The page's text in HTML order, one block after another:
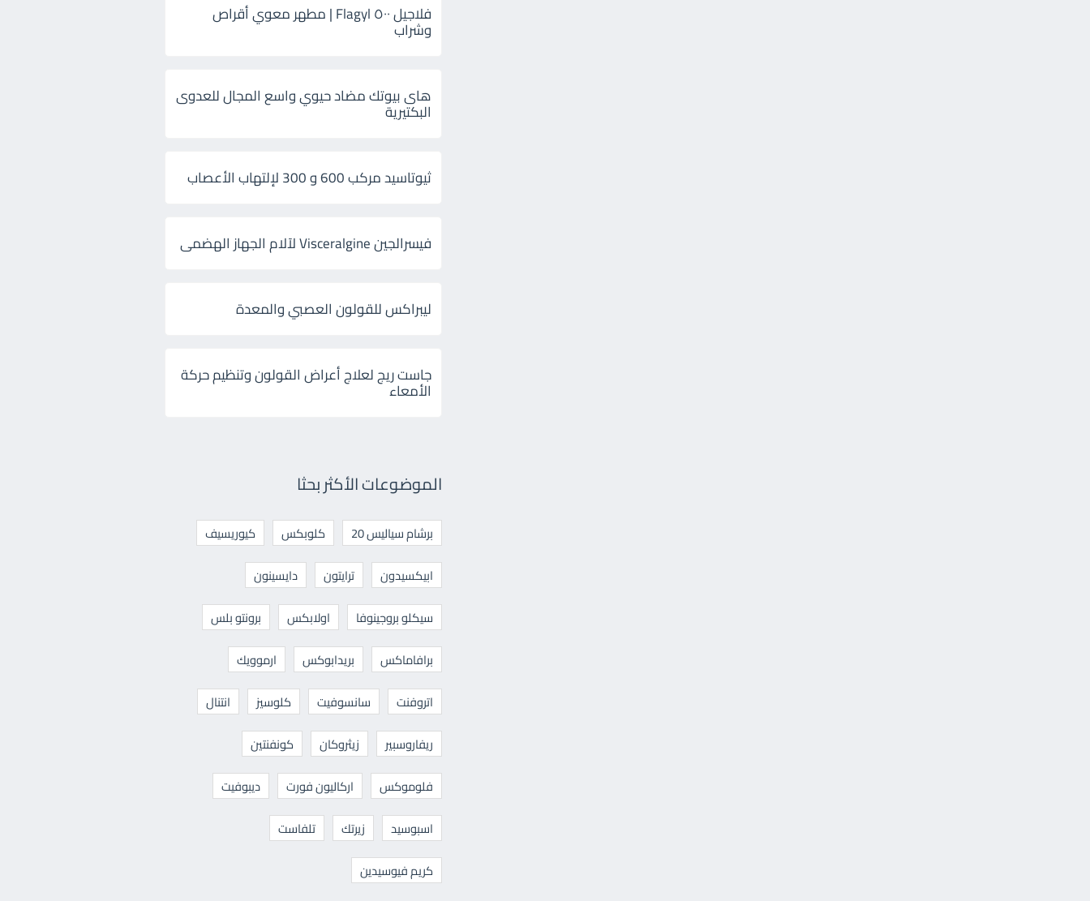
فلاجيل ٥٠٠ Flagyl | مطهر معوي أقراص
وشراب
هاى بيوتك مضاد حيوي واسع المجال للعدوى
البكتيرية
ثيوتاسيد مركب 600 و 300 لإلتهاب الأعصاب
فيسرالجين Visceralgine لآلام الجهاز الهضمى
ليبراكس للقولون العصبي والمعدة
جاست ريج لعلاج أعراض القولون وتنظيم حركة
الأمعاء
الموضوعات الأكثر بحثا
برشام سياليس 20 كلوبكس
كيوريسيف
ابيكسيدون
ترايتون
دايسينون
سيكلو بروجينوفا
اولابكس
برونتو بلس
برافاماكس
بريدابوكس
ارموويك
اتروفنت
سانسوفيت كلوسيز
انتنال
ريفاروسبير
زيثروكان
كونفنتين
فلوموكس
اركاليون فورت
ديبوفيت
اسبوسيد
زيرتك
تلفاست
كريم فيوسيدين